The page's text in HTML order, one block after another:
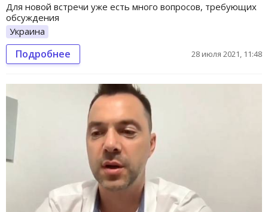
Для новой встречи уже есть много вопросов, требующих
обсуждения
Украина
Подробнее 28 июля 2021, 11:48